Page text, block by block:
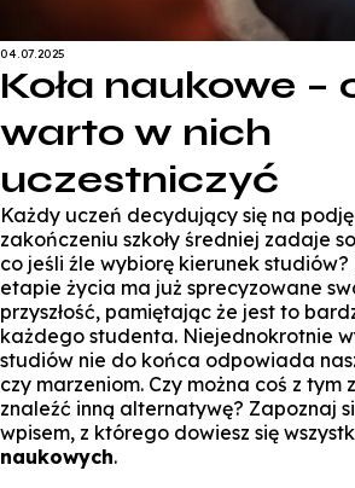
04.07.2025
Koła naukowe –
warto w nich
uczestniczyć
Każdy uczeń decydujący się na
zakończeniu szkoły średniej zadaje
co jeśli źle wybiorę kierunek
etapie życia ma już sprecyzowane
przyszłość, pamiętając że jest to
każdego studenta. Niejednokrotnie
studiów nie do końca odpowiada
czy marzeniom. Czy można coś z tym
znaleźć inną alternatywę? Zapoznaj
wpisem, z którego dowiesz się
naukowych.